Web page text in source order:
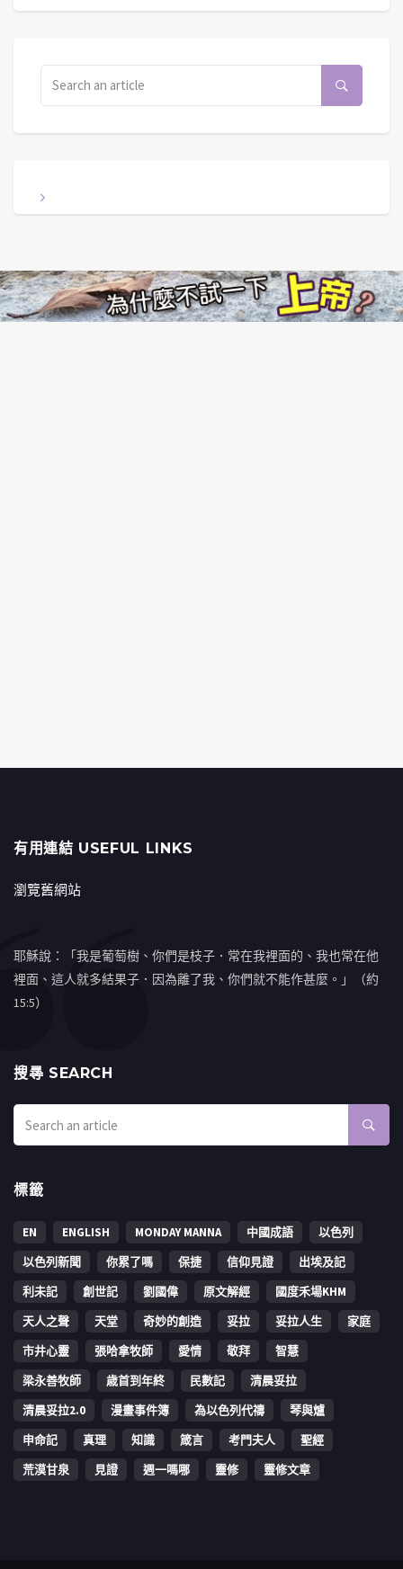
有用連結 USEFUL LINKS
瀏覽舊網站
耶穌說：「我是葡萄樹、你們是枝子．常在我裡面的、我也常在他
裡面、這人就多結果子．因為離了我、你們就不能作甚麼。」（約
15:5）
搜㝷 SEARCH
標籤
EN ENGLISH MONDAY MANNA 中國成語
以色列
以色列新聞
你累了嗎 保捷 信仰見證
出埃及記
利未記
創世記 劉國偉 原文解經
國度禾場KHM
天人之聲
天堂 奇妙的創造 妥拉 妥拉人生
家庭
市井心靈
張哈拿牧師 愛情 敬拜
智慧
梁永善牧師
歳首到年終 民數記
清晨妥拉
清晨妥拉2.0
漫畫事件簿 為以色列代禱
琴與爐
申命記
真理 知識 箴言 考門夫人
聖經
荒漠甘泉
見證 週一嗎哪 靈修 靈修文章